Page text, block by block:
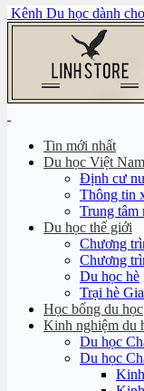
Kênh Du học dành
Tin mới nhất
Du học Việt Nam
Định cư
Thông tin
Trung tâm
Du học thế giới
Chương
Chương
Du học hè
Trại hè
Học bổng du học
Kinh nghiệm du
Du học
Du học